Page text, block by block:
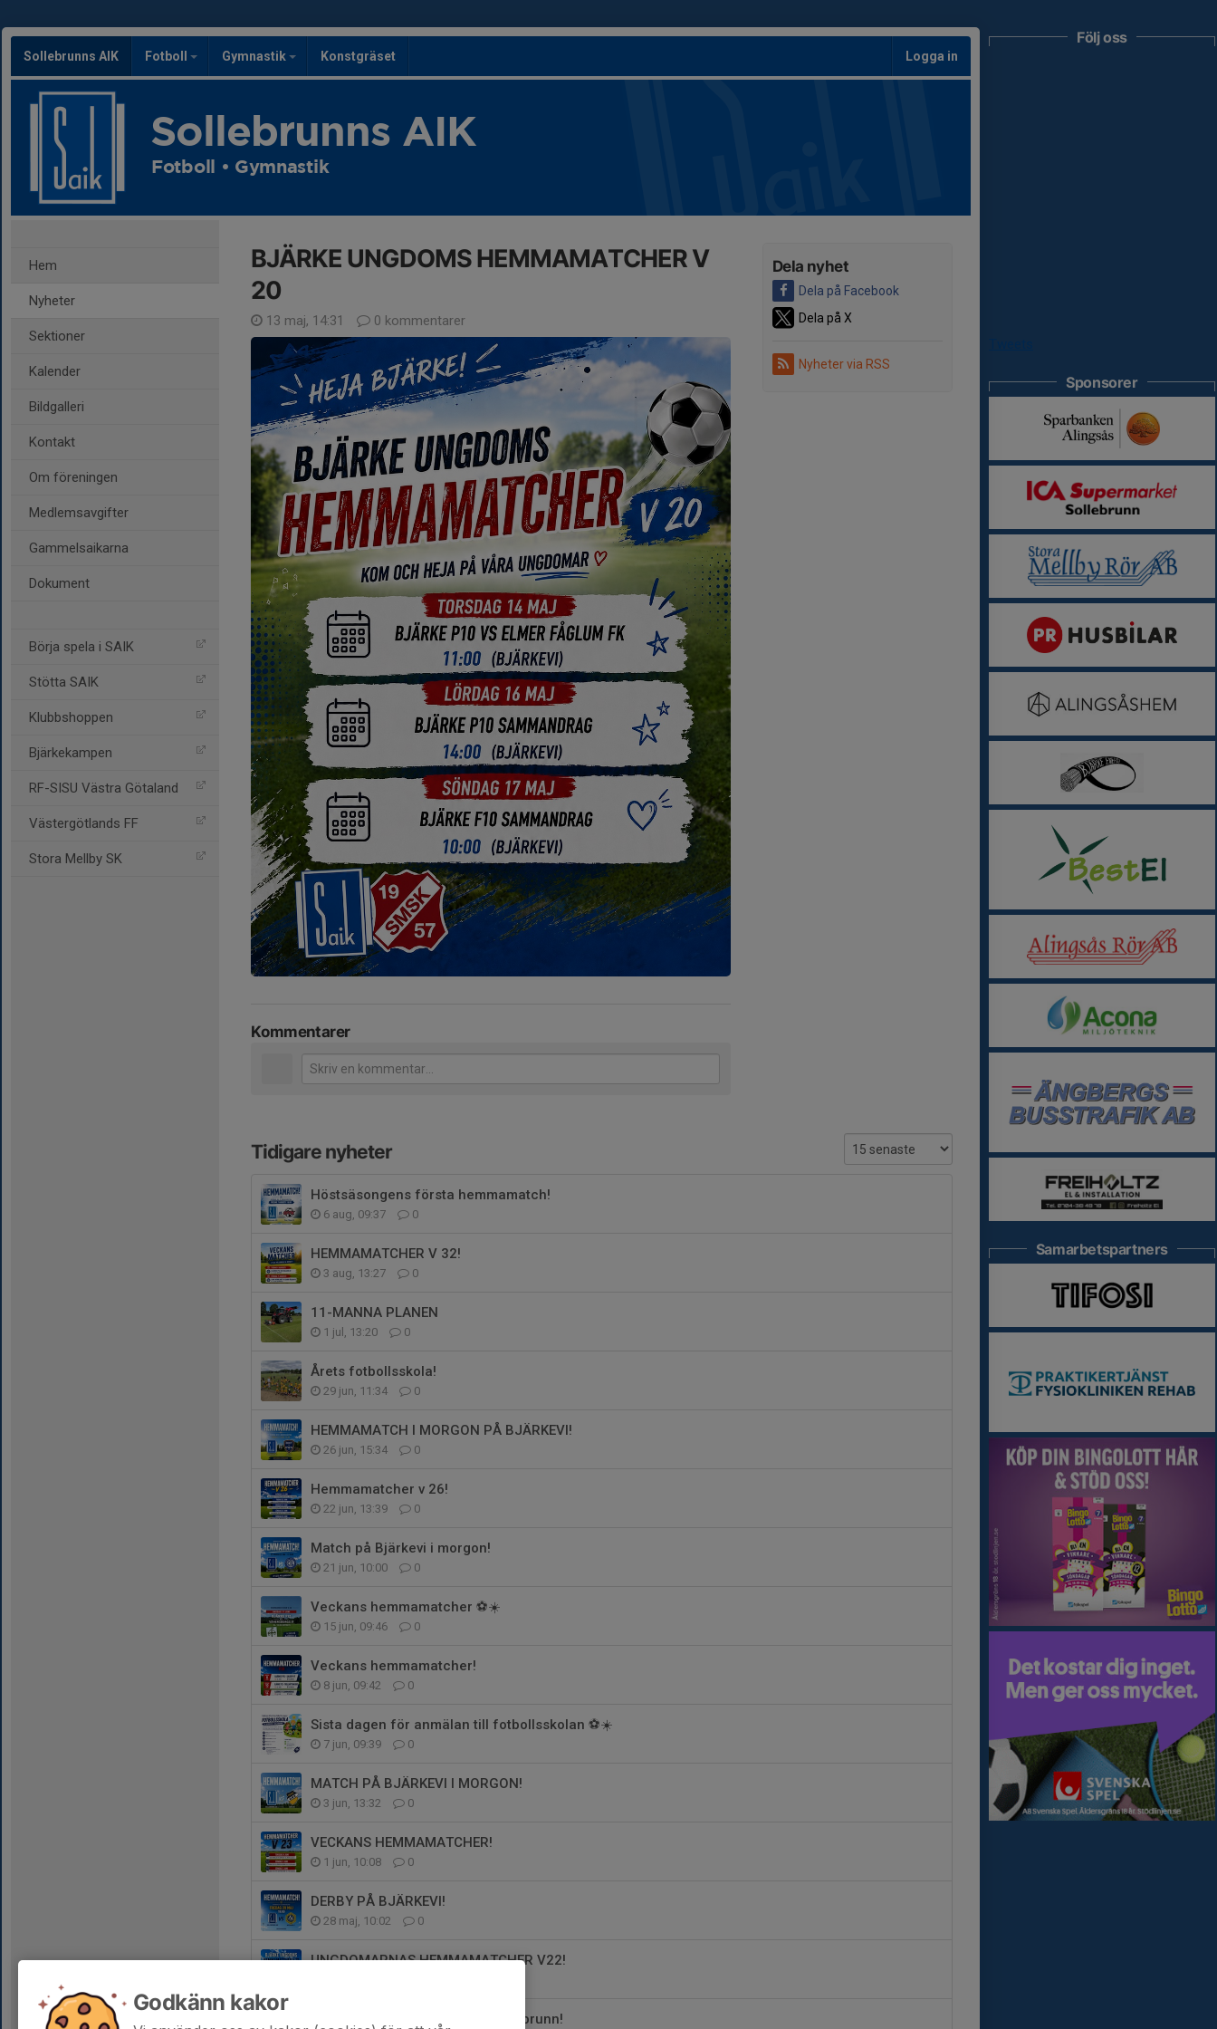
Sollebrunns AIK Fotboll Gymnastik Konstgräset Logga in
Sollebrunns AIK
Fotboll • Gymnastik
Hem
Nyheter
Sektioner
Kalender
Bildgalleri
Kontakt
Om föreningen
Medlemsavgifter
Gammelsaikarna
Dokument
Börja spela i SAIK
Stötta SAIK
Klubbshoppen
Bjärkekampen
RF-SISU Västra Götaland
Västergötlands FF
Stora Mellby SK
Dela nyhet
Dela på Facebook
Dela på X
Nyheter via RSS
BJÄRKE UNGDOMS HEMMAMATCHER V
20
13 maj, 14:31 0 kommentarer
Kommentarer
Tidigare nyheter
Höstsäsongens första hemmamatch!
6 aug, 09:37 0
HEMMAMATCHER V 32!
3 aug, 13:27 0
11-MANNA PLANEN
1 jul, 13:20 0
Årets fotbollsskola!
29 jun, 11:34 0
HEMMAMATCH I MORGON PÅ BJÄRKEVI!
26 jun, 15:34 0
Hemmamatcher v 26!
22 jun, 13:39 0
Match på Bjärkevi i morgon!
21 jun, 10:00 0
Veckans hemmamatcher ⚽️☀️
15 jun, 09:46 0
Veckans hemmamatcher!
8 jun, 09:42 0
Sista dagen för anmälan till fotbollsskolan ⚽️☀️
7 jun, 09:39 0
MATCH PÅ BJÄRKEVI I MORGON!
3 jun, 13:32 0
VECKANS HEMMAMATCHER!
1 jun, 10:08 0
DERBY PÅ BJÄRKEVI!
28 maj, 10:02 0
UNGDOMARNAS HEMMAMATCHER V22!
Fotbollsskolan på Bjärkevi i Sollebrunn!
Följ oss
Sponsorer
Samarbetspartners
Godkänn kakor